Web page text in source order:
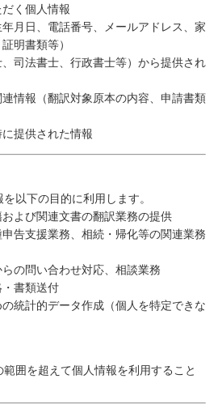
く個人情報
月日、電話番号、メールアドレス、家
明書類等）
司法書士、行政書士等）から提供され
情報（翻訳対象原本の内容、申請書類
提供された情報
以下の目的に利用します。
よび関連文書の翻訳業務の提供
告支援業務、相続・帰化等の関連業務
の問い合わせ対応、相談業務
書類送付
統計的データ作成（個人を特定できな
囲を超えて個人情報を利用すること